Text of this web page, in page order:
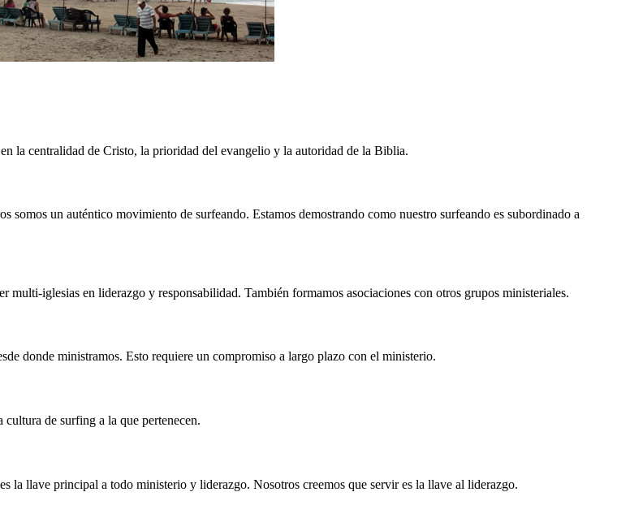
la centralidad de Cristo, la prioridad del evangelio y la autoridad de la Biblia.
un auténtico movimiento de surfeando. Estamos demostrando como nuestro surfeando es subordinado a
multi-iglesias en liderazgo y responsabilidad. También formamos asociaciones con otros grupos ministeriales.
donde ministramos. Esto requiere un compromiso a largo plazo con el ministerio.
de surfing a la que pertenecen.
la llave principal a todo ministerio y liderazgo. Nosotros creemos que servir es la llave al liderazgo.